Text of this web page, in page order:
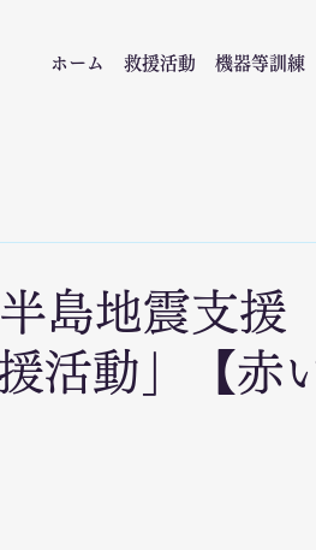
ホーム 救援活動 機器等訓練
島地震支援
活動」【赤